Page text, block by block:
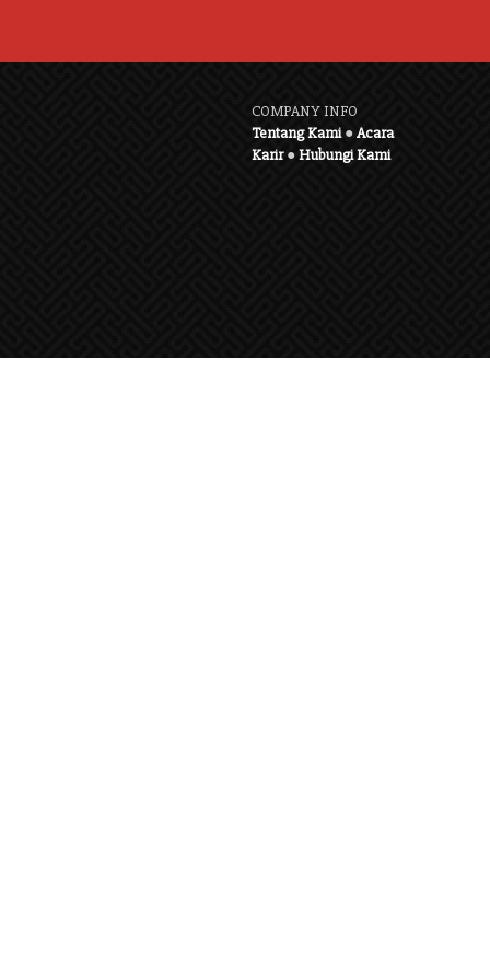
COMPANY INFO
Tentang Kami●Acara
Karir●Hubungi Kami